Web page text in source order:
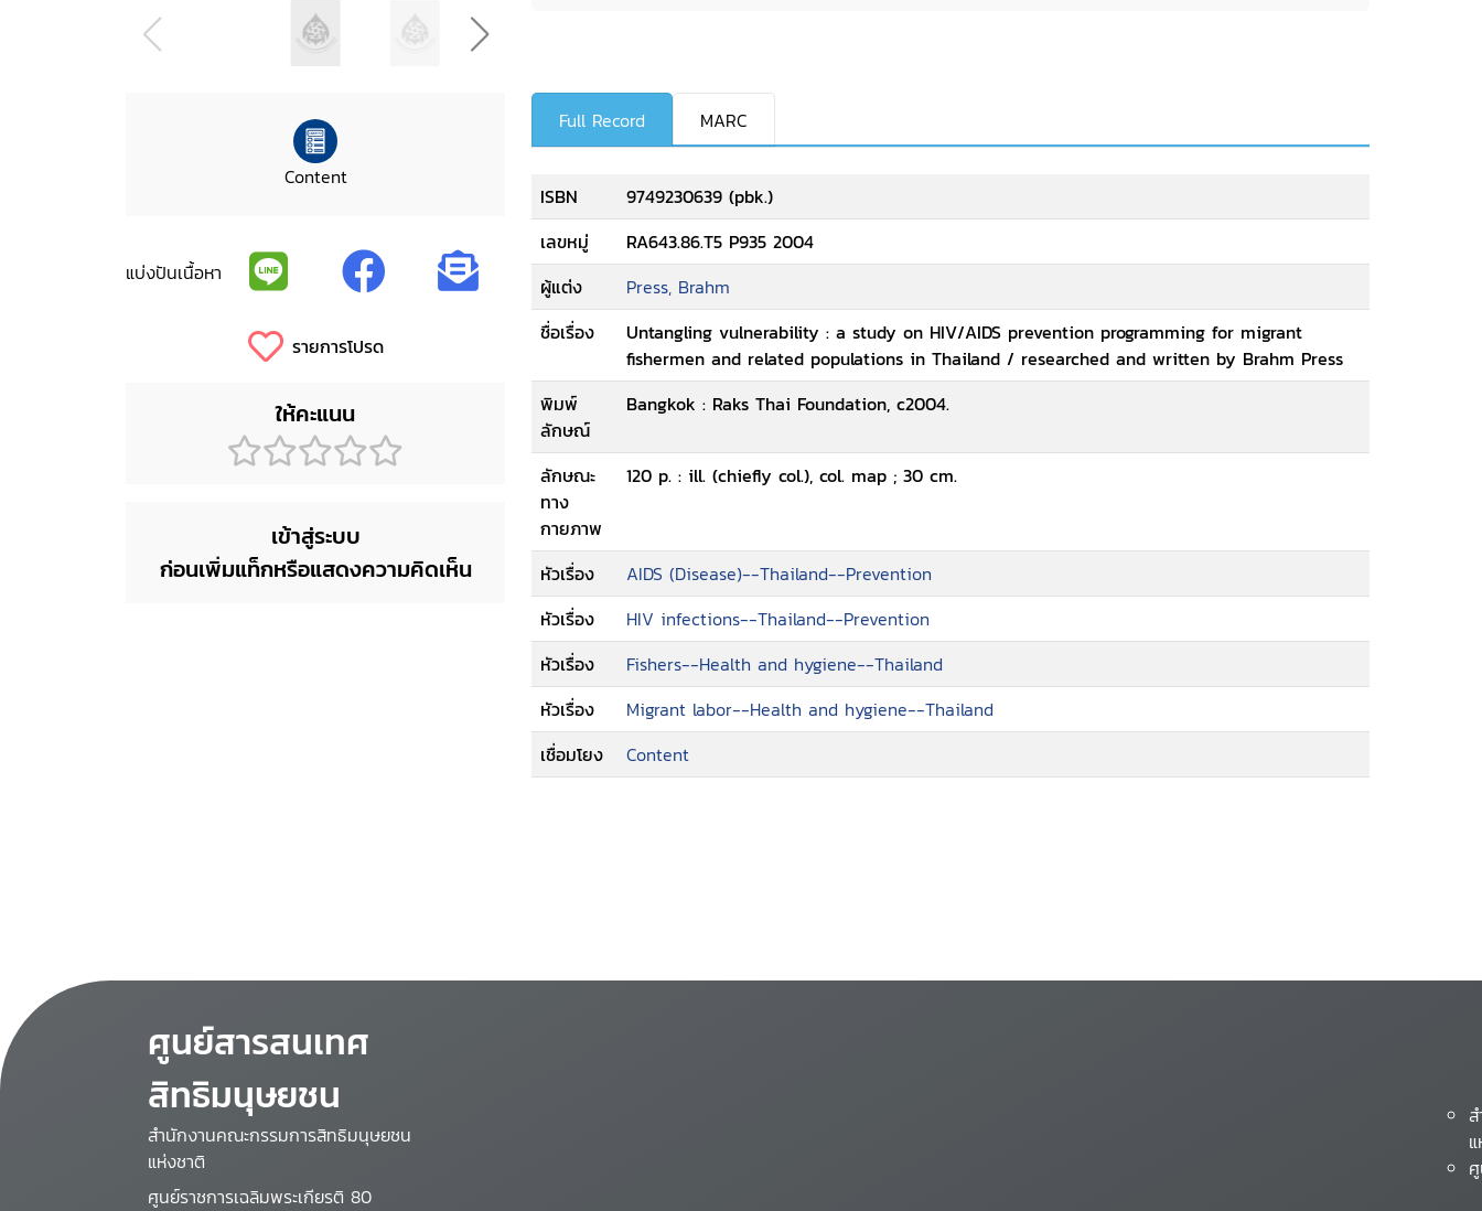
Content
แบ่งปันเนื้อหา
รายการโปรด
ให้คะแนน
เข้าสู่ระบบ
ก่อนเพิ่มแท็กหรือแสดงความคิดเห็น
Full Record MARC
ISBN
9749230639 (pbk.)
เลขหมู่
RA643.86.T5 P935 2004
ผู้แต่ง
Press, Brahm
ชื่อเรื่อง
Untangling vulnerability : a study on HIV/AIDS prevention programming for migrant
fishermen and related populations in Thailand / researched and written by Brahm Press
พิมพ์
ลักษณ์
Bangkok : Raks Thai Foundation, c2004.
ลักษณะ
ทาง
กายภาพ
120 p. : ill. (chiefly col.), col. map ; 30 cm.
หัวเรื่อง
AIDS (Disease)--Thailand--Prevention
หัวเรื่อง
HIV infections--Thailand--Prevention
หัวเรื่อง
Fishers--Health and hygiene--Thailand
หัวเรื่อง
Migrant labor--Health and hygiene--Thailand
เชื่อมโยง
Content
ศูนย์สารสนเทศ
สิทธิมนุษยชน
สำนักงานคณะกรรมการสิทธิมนุษยชน
แห่งชาติ
ศูนย์ราชการเฉลิมพระเกียรติ 80